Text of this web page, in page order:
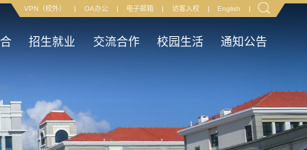
VPN（校外） | OA办公 | 电子邮箱 | 访客入校 | English |
招生就业 交流合作 校园生活 通知公告